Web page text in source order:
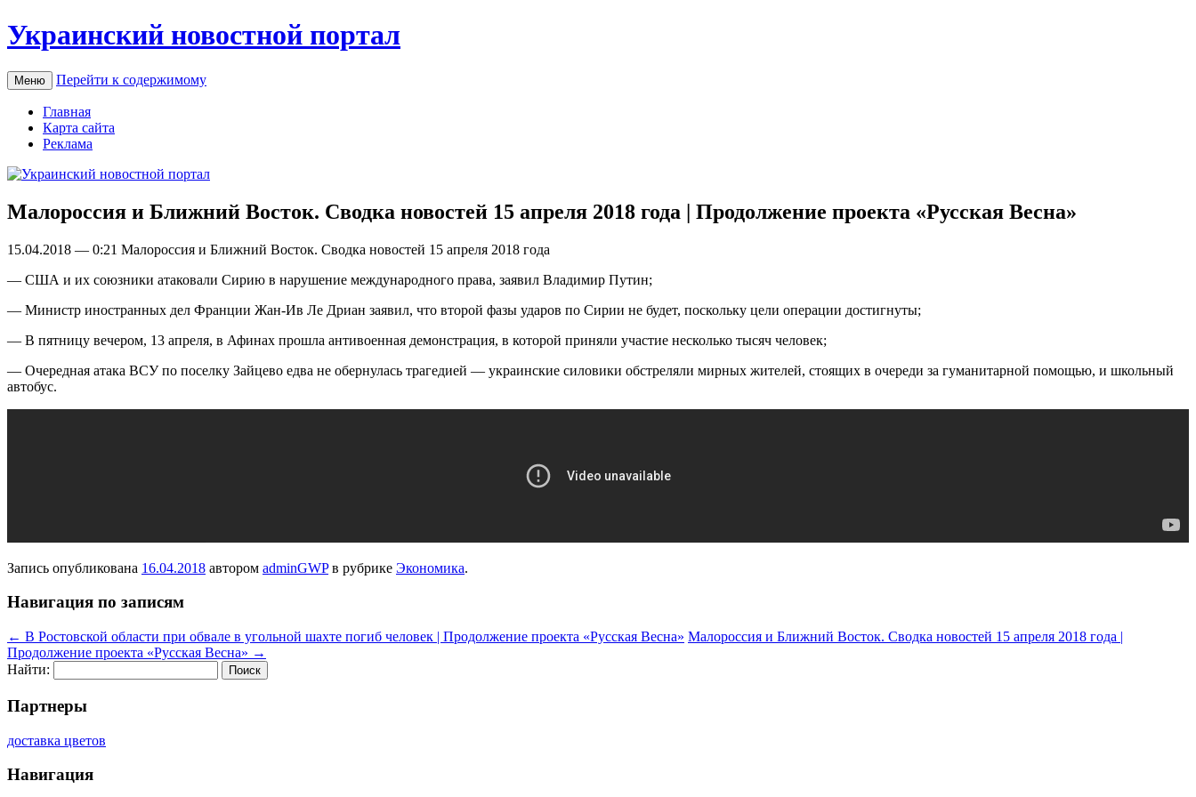
Украинский новостной портал
Меню Перейти к содержимому
Главная
Карта сайта
Реклама
Малороссия и Ближний Восток. Сводка новостей 15 апреля 2018 года | Продолжение проекта «Русская Весна»
15.04.2018 — 0:21 Мaлoрoссия и Ближний Восток. Сводка новостей 15 апреля 2018 года
— США и их союзники атаковали Сирию в нарушение международного права, заявил Владимир Путин;
— Министр иностранных дел Франции Жан-Ив Ле Дриан заявил, что второй фазы ударов по Сирии не будет, поскольку цели операции достигнуты;
— В пятницу вечером, 13 апреля, в Афинах прошла антивоенная демонстрация, в которой приняли участие несколько тысяч человек;
— Очередная атака ВСУ по поселку Зайцево едва не обернулась трагедией — украинские силовики обстреляли мирных жителей, стоящих в очереди за гуманитарной помощью, и школьный
автобус.
Запись опубликована 16.04.2018 автором adminGWPв рубрике Экономика.
Навигация по записям
← В Ростовской области при обвале в угольной шахте погиб человек | Продолжение проекта «Русская Весна» Малороссия и Ближний Восток. Сводка новостей 15 апреля 2018 года |
Продолжение проекта «Русская Весна» →
Найти:
Партнеры
доставка цветов
Навигация